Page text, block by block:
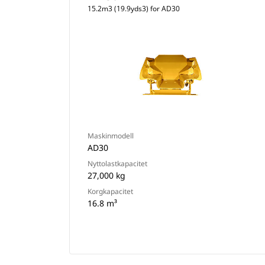
15.2m3 (19.9yds3) for AD30
Maskinmodell
AD30
Nyttolastkapacitet
27,000 kg
Korgkapacitet
16.8 m³